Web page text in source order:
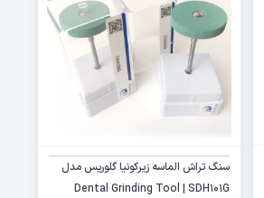
سنگ تراش الماسه زیرکونیا گلوریس مدل
Dental Grinding Tool | SDH101G